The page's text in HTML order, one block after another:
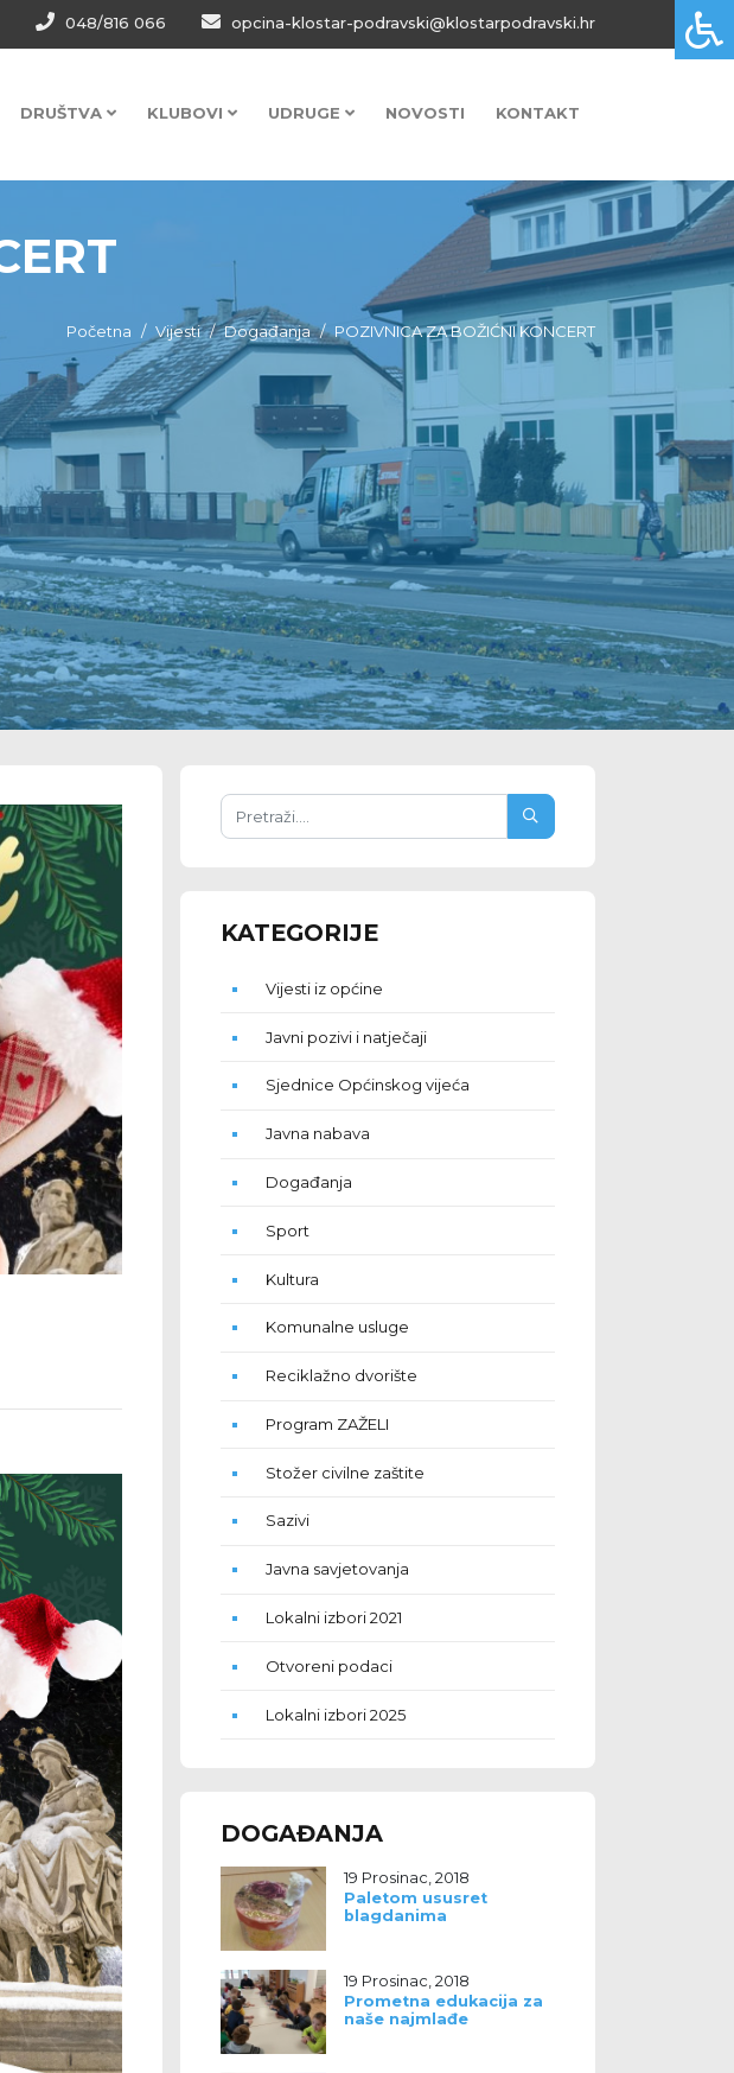
048/816 066 opcina-klostar-podravski@klostarpodravski.hr
DRUŠTVA KLUBOVI UDRUGE NOVOSTI KONTAKT
Početna Vijesti Događanja POZIVNICA ZA BOŽIĆNI KONCERT
KATEGORIJE
Vijesti iz općine
Javni pozivi i natječaji
Sjednice Općinskog vijeća
Javna nabava
Događanja
Sport
Kultura
Komunalne usluge
Reciklažno dvorište
Program ZAŽELI
Stožer civilne zaštite
Sazivi
Javna savjetovanja
Lokalni izbori 2021
Otvoreni podaci
Lokalni izbori 2025
DOGAĐANJA
19 Prosinac, 2018
Paletom ususret
blagdanima
19 Prosinac, 2018
Prometna edukacija za
naše najmlađe